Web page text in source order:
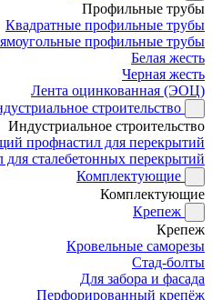
Профильные трубы
Квадратные профильные трубы
профильные трубы
Белая жесть
Черная жесть
Лента оцинкованная (ЭОЦ)
строительство
Индустриальное строительство
профнастил для перекрытий
сталебетонных перекрытий
Комплектующие
Комплектующие
Крепеж
Крепеж
Кровельные саморезы
Стад-болты
Для забора и фасада
Перфорированный крепёж